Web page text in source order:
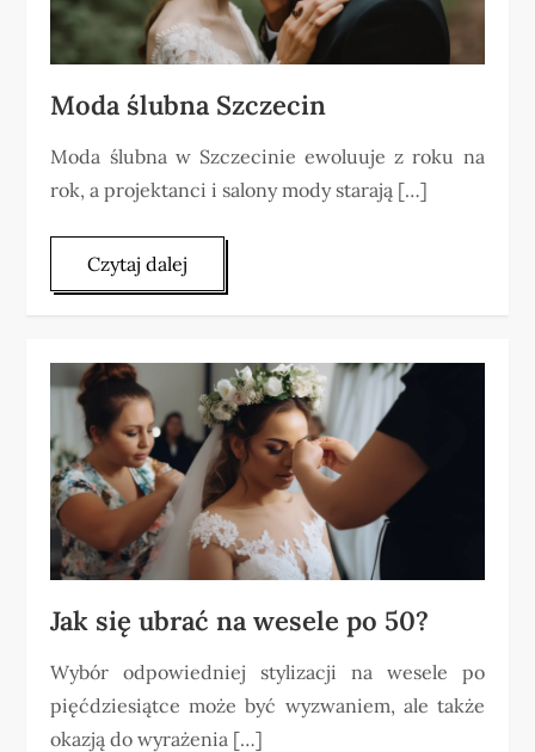
Moda ślubna Szczecin
Moda ślubna w Szczecinie ewoluuje z roku na
rok, a projektanci i salony mody starają […]
Czytaj dalej
Jak się ubrać na wesele po 50?
Wybór odpowiedniej stylizacji na wesele po
pięćdziesiątce może być wyzwaniem, ale także
okazją do wyrażenia […]